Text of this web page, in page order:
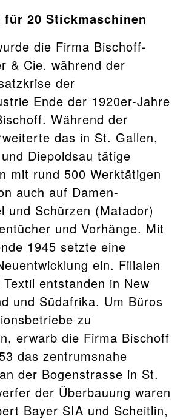
für 20 Stickmaschinen
die Firma Bischoff-
& Cie. während der
der
Ende der 1920er-Jahre
Während der
das in St. Gallen,
Diepoldsau tätige
mit rund 500 Werktätigen
auch auf Damen-
und Schürzen (Matador)
und Vorhänge. Mit
1945 setzte eine
ein. Filialen
entstanden in New
und Südafrika. Um Büros
zu
erwarb die Firma Bischoff
das zentrumsnahe
der Bogenstrasse in St.
der Überbauung waren
Bayer SIA und Scheitlin,